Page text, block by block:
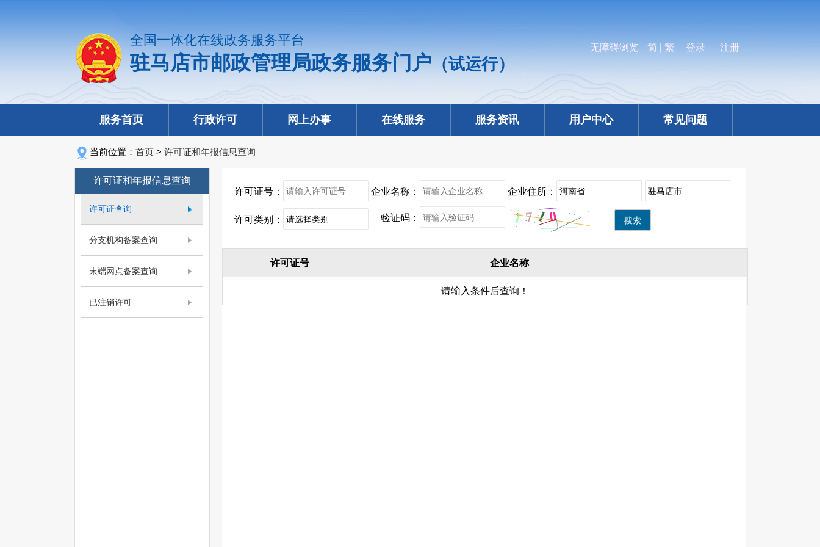
全国一体化在线政务服务平台
驻马店市邮政管理局政务服务门户 （试运行）
无障碍浏览 简 繁 登录 注册
服务首页 行政许可 网上办事 在线服务 服务资讯 用户中心 常见问题
当前位置： 首页 > 许可证和年报信息查询
许可证和年报信息查询
许可证查询
分支机构备案查询
末端网点备案查询
已注销许可
许可证号： 企业名称： 企业住所：
许可类别： 验证码： 搜索
许可证号 企业名称
请输入条件后查询！